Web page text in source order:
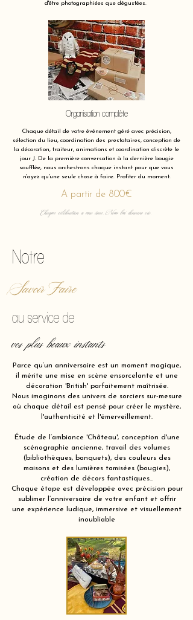
d'être photographiées que dégustées.
Organisation complète
Chaque détail de votre événement géré avec précision,
sélection du lieu, coordination des prestataires, conception de
la décoration, traiteur, animations et coordination discrète le
jour J. De la première conversation à la dernière bougie
soufflée, nous orchestrons chaque instant pour que vous
n'ayez qu'une seule chose à faire. Profiter du moment.
A partir de 800€
Chaque célébration a une âme. Nous lui donnons vie.
Notre
Savoir Faire
au service de
vos plus beaux instants
Parce qu’un anniversaire est un moment magique,
il mérite une mise en scène ensorcelante et une
décoration 'British' parfaitement maîtrisée.
Nous imaginons des univers de sorciers sur-mesure
où chaque détail est pensé pour créer le mystère,
l'authenticité et l'émerveillement.
Étude de l’ambiance 'Château', conception d'une
scénographie ancienne, travail des volumes
(bibliothèques, banquets), des couleurs des
maisons et des lumières tamisées (bougies),
création de décors fantastiques…
Chaque étape est développée avec précision pour
sublimer l’anniversaire de votre enfant et offrir
une expérience ludique, immersive et visuellement
inoubliable